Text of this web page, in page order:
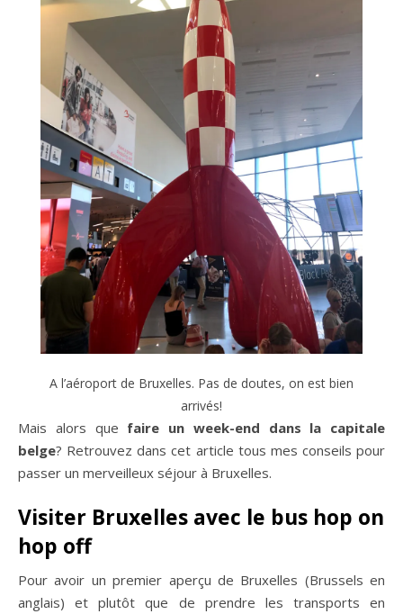
A l’aéroport de Bruxelles. Pas de doutes, on est bien
arrivés!
Mais alors que faire un week-end dans la capitale
belge? Retrouvez dans cet article tous mes conseils pour
passer un merveilleux séjour à Bruxelles.
Visiter Bruxelles avec le bus hop on
hop off
Pour avoir un premier aperçu de Bruxelles (Brussels en
anglais) et plutôt que de prendre les transports en